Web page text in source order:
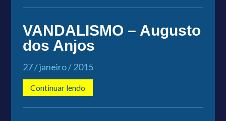
VANDALISMO – Augusto
dos Anjos
27 / janeiro / 2015
Continuar lendo